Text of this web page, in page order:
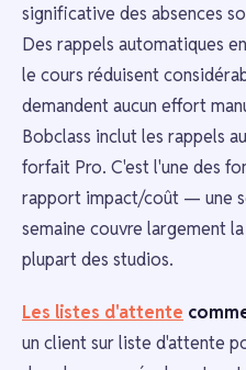
significative des absences
Des rappels automatiques
le cours réduisent
demandent aucun effort
Bobclass inclut les rappels
forfait Pro. C'est l'une des
rapport impact/coût — une
semaine couvre largement
plupart des studios.
Les listes d'attente
un client sur liste d'attente